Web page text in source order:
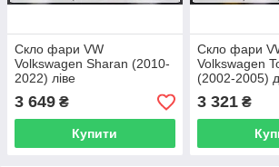
Скло фари VW
Volkswagen Sharan (2010-
2022) ліве
3 649 ₴
Купити
Скло фари
Volkswagen
(2002-2005)
3 321₴